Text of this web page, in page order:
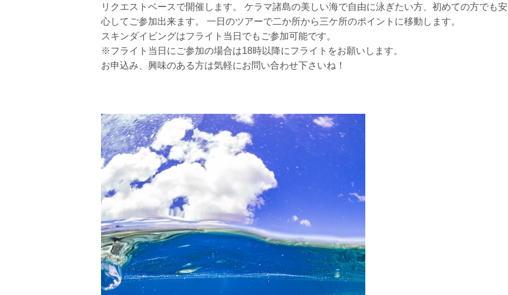
リクエストベースで開催します。 ケラマ諸島の美しい海で自由に泳ぎたい方、初めての方でも安
心してご参加出来ます。 一日のツアーで二か所から三ケ所のポイントに移動します。
スキンダイビングはフライト当日でもご参加可能です。
※フライト当日にご参加の場合は18時以降にフライトをお願いします。
お申込み、興味のある方は気軽にお問い合わせ下さいね！